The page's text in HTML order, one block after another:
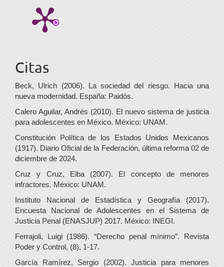
Citas
Beck, Ulrich (2006). La sociedad del riesgo. Hacia una
nueva modernidad. España: Paidós.
Calero Aguilar, Andrés (2010). El nuevo sistema de justicia
para adolescentes en México. México: UNAM.
Constitución Política de los Estados Unidos Mexicanos
(1917). Diario Oficial de la Federación, última reforma 02 de
diciembre de 2024.
Cruz y Cruz, Elba (2007). El concepto de menores
infractores. México: UNAM.
Instituto Nacional de Estadística y Geografía (2017).
Encuesta Nacional de Adolescentes en el Sistema de
Justicia Penal (ENASJUP) 2017. México: INEGI.
Ferrajoli, Luigi (1986). “Derecho penal mínimo”. Revista
Poder y Control, (8), 1-17.
García Ramírez, Sergio (2002). Justicia para menores